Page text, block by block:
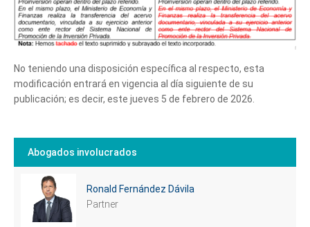
No teniendo una disposición específica al respecto, esta
modificación entrará en vigencia al día siguiente de su
publicación; es decir, este jueves 5 de febrero de 2026.
Abogados involucrados
Ronald Fernández Dávila
Partner